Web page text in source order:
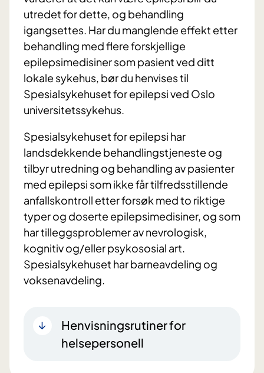
utredet for dette, og behandling
igangsettes. Har du manglende effekt etter
behandling med flere forskjellige
epilepsimedisiner som pasient ved ditt
lokale sykehus, bør du henvises til
Spesialsykehuset for epilepsi ved Oslo
universitetssykehus.
Spesialsykehuset for epilepsi har
landsdekkende behandlingstjeneste og
tilbyr utredning og behandling av pasienter
med epilepsi som ikke får tilfredsstillende
anfallskontroll etter forsøk med to riktige
typer og doserte epilepsimedisiner, og som
har tilleggsproblemer av nevrologisk,
kognitiv og/eller psykososial art.
Spesialsykehuset har barneavdeling og
voksenavdeling.
Henvisningsrutiner for
helsepersonell